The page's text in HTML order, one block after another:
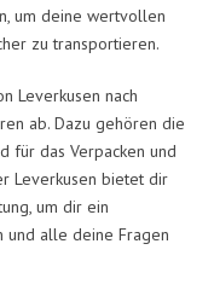
um deine wertvollen
zu transportieren.
Leverkusen nach
ab. Dazu gehören die
für das Verpacken und
Leverkusen bietet dir
um dir ein
und alle deine Fragen